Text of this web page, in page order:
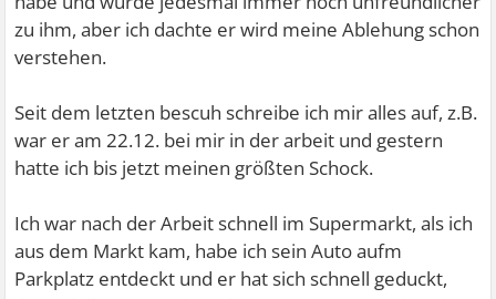
zu ihm, aber ich dachte er wird meine Ablehung schon
verstehen.
Seit dem letzten bescuh schreibe ich mir alles auf, z.B.
war er am 22.12. bei mir in der arbeit und gestern
hatte ich bis jetzt meinen größten Schock.
Ich war nach der Arbeit schnell im Supermarkt, als ich
aus dem Markt kam, habe ich sein Auto aufm
Parkplatz entdeckt und er hat sich schnell geduckt,